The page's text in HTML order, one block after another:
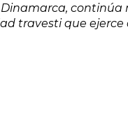
travesti que ejerce